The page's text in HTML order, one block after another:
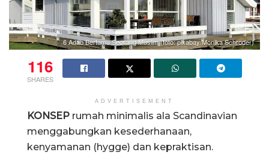
6 Adab Bertamu Seorang Muslim (foto: pixabay/Monika Schroder)
116
SHARES
ADVERTISEMENT
KONSEP rumah minimalis ala Scandinavian
menggabungkan kesederhanaan,
kenyamanan (hygge) dan kepraktisan.